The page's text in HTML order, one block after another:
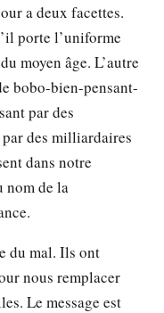
a deux facettes.
porte l’uniforme
moyen âge. L’autre
bobo-bien-pensant-
par des
des milliardaires
dans notre
nom de la
du mal. Ils ont
nous remplacer
Le message est